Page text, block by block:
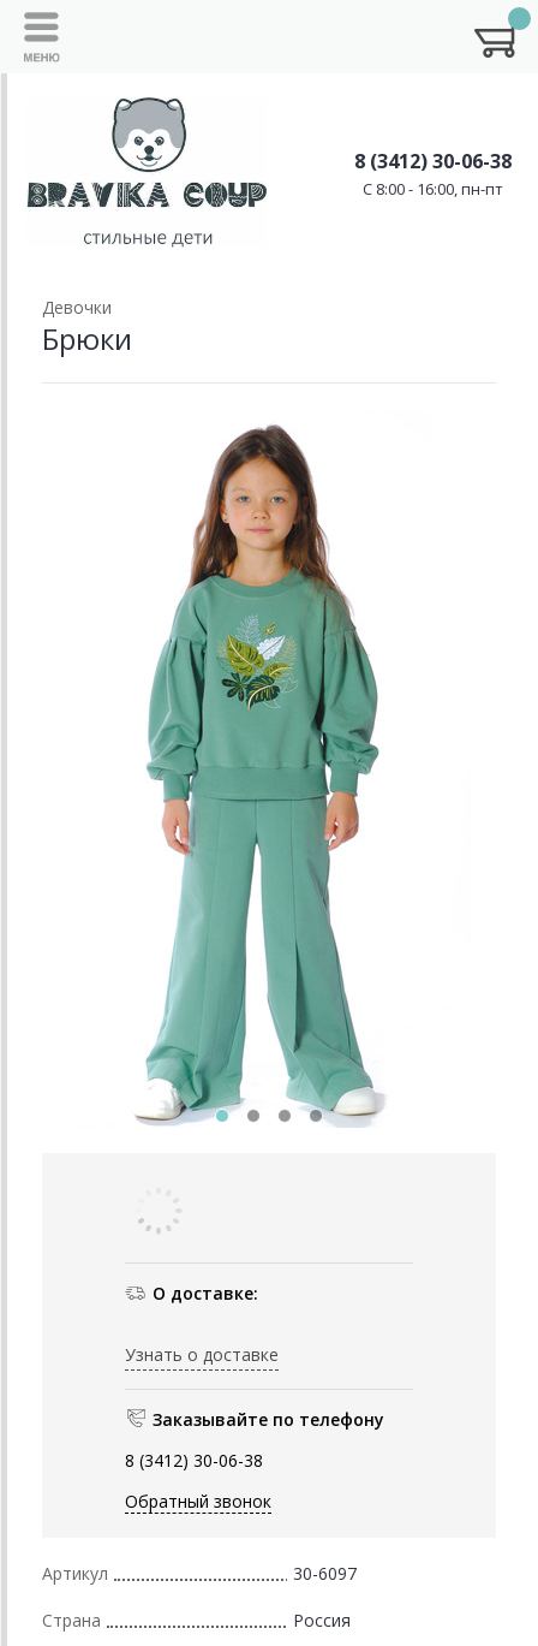
8 (3412) 30-06-38
C 8:00 - 16:00, пн-пт
Девочки
Брюки
О доставке:
Узнать о доставке
Заказывайте по телефону
8 (3412) 30-06-38
Обратный звонок
Артикул 30-6097
Страна Россия